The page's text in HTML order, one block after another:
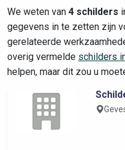
We weten van 4 schilders
gegevens in te zetten zijn
gerelateerde
overig vermelde schilders
helpen, maar dit zou u